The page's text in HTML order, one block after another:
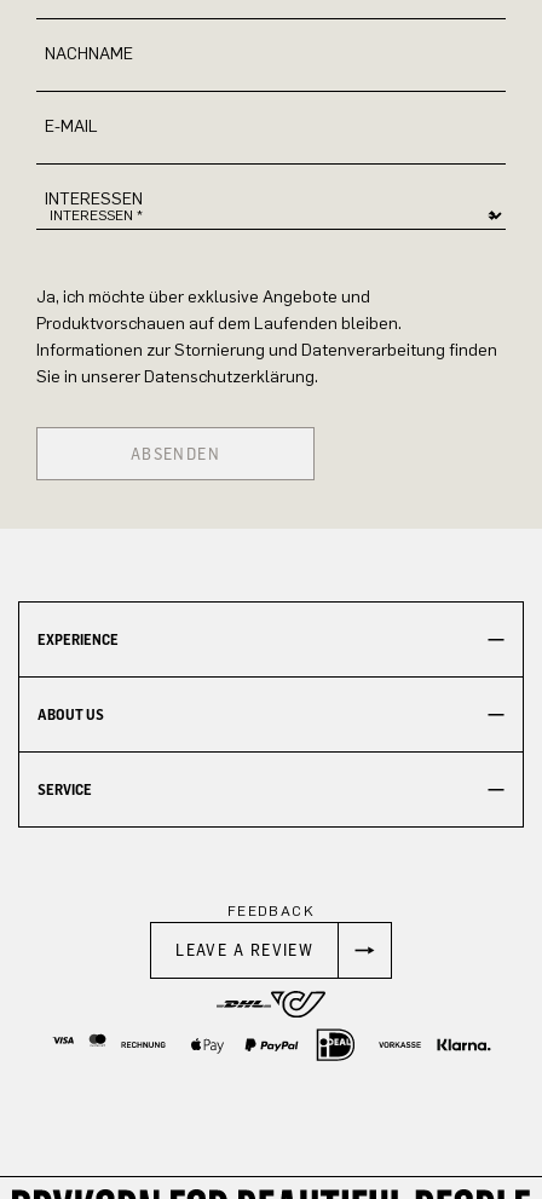
NACHNAME
E-MAIL
INTERESSEN
Ja, ich möchte über exklusive Angebote und
Produktvorschauen auf dem Laufenden bleiben.
Informationen zur Stornierung und Datenverarbeitung finden
Sie in unserer Datenschutzerklärung.
ABSENDEN
EXPERIENCE
ABOUT US
SERVICE
FEEDBACK
LEAVE A REVIEW